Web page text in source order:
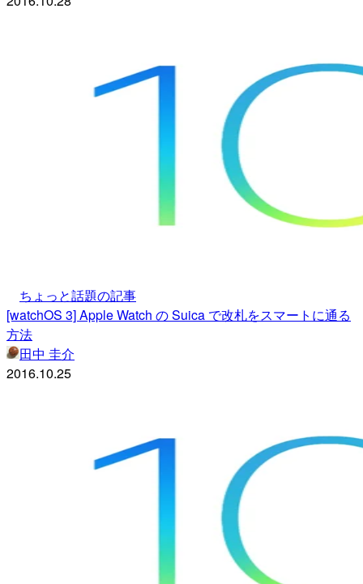
ちょっと話題の記事
[watchOS 3] Apple Watch の Suica で改札をスマートに通る
方法
田中 圭介
2016.10.25